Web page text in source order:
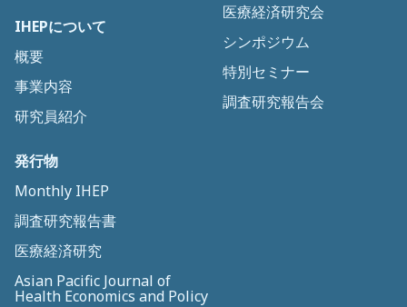
IHEPについて
概要
事業内容
研究員紹介
医療経済研究会
シンポジウム
特別セミナー
調査研究報告会
発行物
Monthly IHEP
調査研究報告書
医療経済研究
Asian Pacific Journal of
Health Economics and Policy